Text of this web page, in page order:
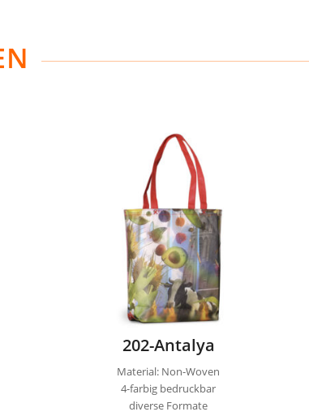
202-Antalya
Material: Non-Woven
4-farbig bedruckbar
diverse Formate